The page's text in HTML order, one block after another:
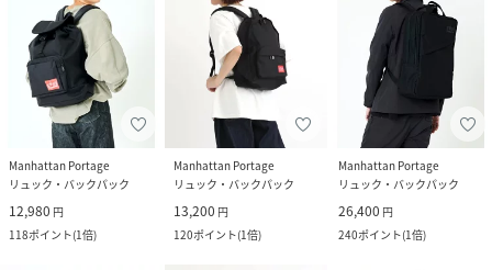
Manhattan Portage
リュック・バックパック
12,980 円
118ポイント(1倍)
Manhattan Portage
リュック・バックパック
13,200 円
120ポイント(1倍)
Manhattan Portage
リュック・バックパック
26,400 円
240ポイント(1倍)